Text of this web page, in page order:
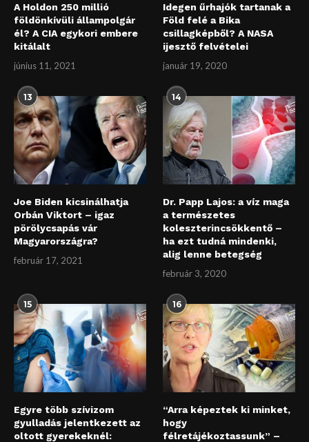
A Holdon 250 millió
földönkívüli állampolgár
él? A CIA egykori embere
kitálalt
június 11, 2021
Idegen űrhajók tartanak a
Föld felé a Bika
csillagképből? A NASA
ijesztő felvételei
január 19, 2020
13
Joe Biden kicsinálhatja
Orbán Viktort – igaz
pörölycsapás vár
Magyarországra?
február 17, 2021
14
Dr. Papp Lajos: a víz maga
a természetes
koleszterincsökkentő –
ha ezt tudná mindenki,
alig lenne betegség
február 3, 2020
15
Egyre több szívizom
gyulladás jelentkezett az
oltott gyerekeknél:
16
“Arra képeztek ki minket,
hogy
félretájékoztassunk” –